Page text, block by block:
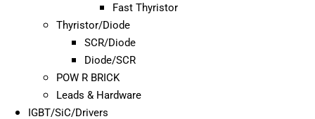
Fast Thyristor
Thyristor/Diode
SCR/Diode
Diode/SCR
POW R BRICK
Leads & Hardware
IGBT/SiC/Drivers